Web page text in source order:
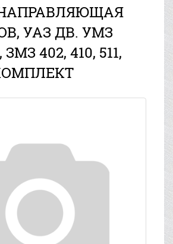
УАЗ ДВ. УМЗ
ЗМЗ 402, 410, 511,